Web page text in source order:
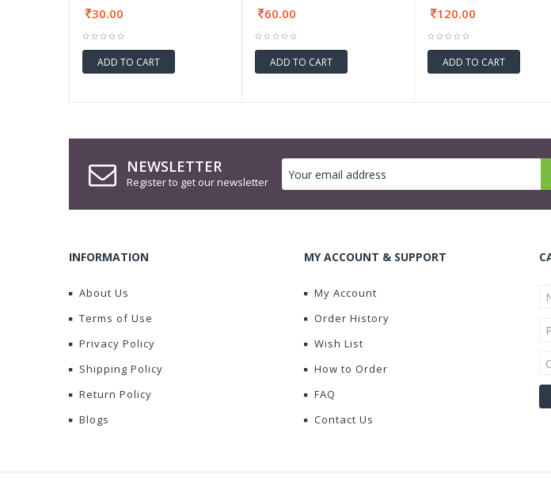
30.00
ADD TO CART
60.00
ADD TO CART
120.00
ADD TO CART
NEWSLETTER
Register to get our newsletter
INFORMATION
About Us
Terms of Use
Privacy Policy
Shipping Policy
Return Policy
Blogs
MY ACCOUNT & SUPPORT
My Account
Order History
Wish List
How to Order
FAQ
Contact Us